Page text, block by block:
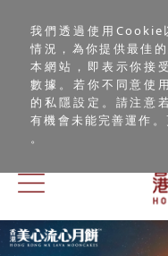
我們透過使用Cookie
情況，為你提供最佳
本網站，即表示你接
數據。若你不同意使
的私隱設定。請注意
有機會未能完善運作
。